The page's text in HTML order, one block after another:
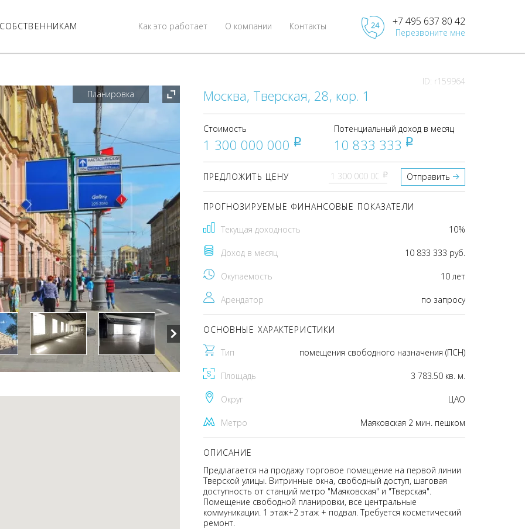
Контакты
О компании
Как это работает +7 495 637 80 42
Перезвоните мне
ID: r159964
Планировка
Москва, Тверская, 28, кор. 1
Стоимость
1 300 000 000 pуб
Потенциальный доход в месяц
10 833 333 pуб
ПРЕДЛОЖИТЬ ЦЕНУ pуб Отправить
ПРОГНОЗИРУЕМЫЕ ФИНАНСОВЫЕ ПОКАЗАТЕЛИ
Текущая доходность 10%
Доход в месяц 10 833 333 руб.
Окупаемость 10 лет
Арендатор по запросу
ОСНОВНЫЕ ХАРАКТЕРИСТИКИ
Тип помещения свободного назначения (ПСН)
Площадь 3 783.50 кв. м.
Округ ЦАО
Метро Маяковская 2 мин. пешком
ОПИСАНИЕ
Предлагается на продажу торговое помещение на первой линии
Тверской улицы. Витринные окна, свободный доступ, шаговая
доступность от станций метро "Маяковская" и "Тверская".
Помещение свободной планировки, все центральные
коммуникации. 1 этаж+2 этаж + подвал. Требуется косметический
ремонт.